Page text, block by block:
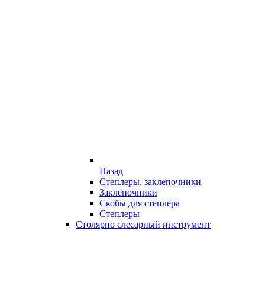
Назад
Степлеры, заклепочники
Заклёпочники
Скобы для степлера
Степлеры
Столярно слесарный инструмент